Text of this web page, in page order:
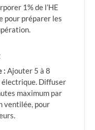
1% de l’HE
pour préparer les
: Ajouter 5 à 8
Diffuser
maximum par
ventilée, pour